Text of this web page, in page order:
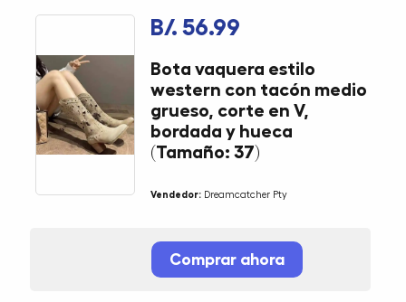
B/. 56.99
Bota vaquera estilo
western con tacón medio
grueso, corte en V,
bordada y hueca
(Tamaño: 37)
Vendedor: Dreamcatcher Pty
Comprar ahora